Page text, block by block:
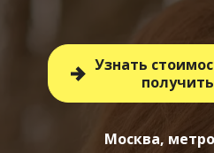
Узнать
Москва,